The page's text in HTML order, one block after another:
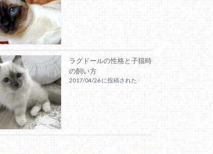
ラグドールの性格と子猫時
の飼い方
2017/04/26 に投稿された